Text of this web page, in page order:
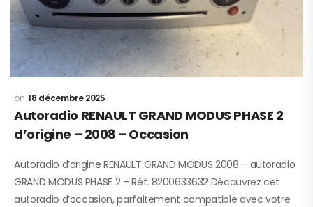
18 décembre 2025
Autoradio RENAULT GRAND MODUS PHASE 2
d’origine – 2008 – Occasion
Autoradio d’origine RENAULT GRAND MODUS 2008 – autoradio
GRAND MODUS PHASE 2 – Réf. 8200633632 Découvrez cet
autoradio d’occasion, parfaitement compatible avec votre